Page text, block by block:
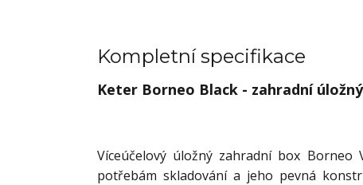
Kompletní specifikace
Keter Borneo Black - zahradní
Víceúčelový úložný zahradní box
potřebám skladování a jeho pevná